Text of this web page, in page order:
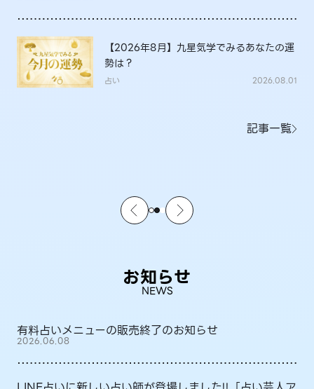
【2026年8月】九星気学でみるあなたの運
勢は？
占い 2026.08.01
記事一覧
お知らせ
NEWS
有料占いメニューの販売終了のお知らせ
2026.06.08